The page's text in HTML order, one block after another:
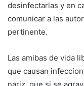
desinfectarlas y en
comunicar a las
pertinente.
Las amibas de vida
que causan